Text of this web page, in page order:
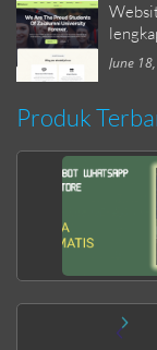
June
Produk